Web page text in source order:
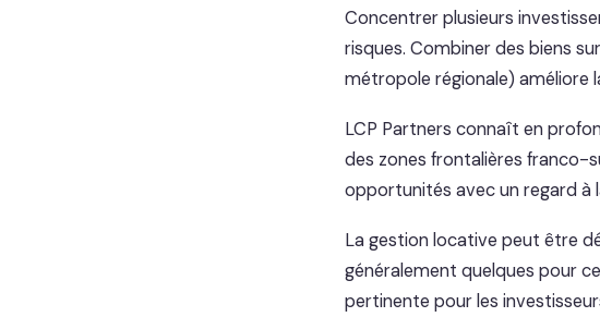
Concentrer plusieurs
risques. Combiner des biens
métropole régionale) améliore
LCP Partners connaît en
des zones frontalières franco-
opportunités avec un regard à
La gestion locative peut être
généralement quelques pour
pertinente pour les